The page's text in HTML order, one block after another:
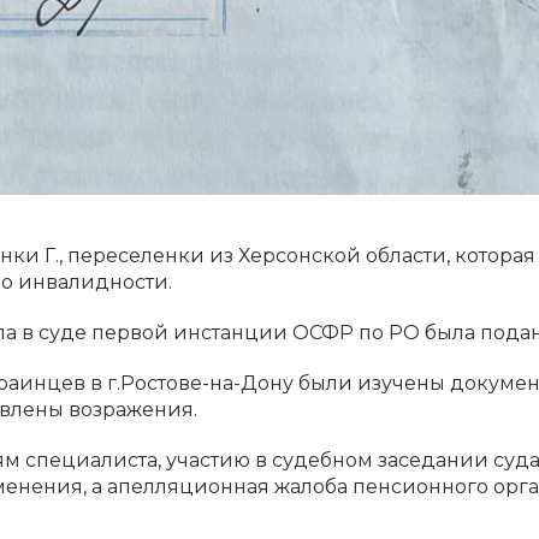
Г., переселенки из Херсонской области,
инвалидности.
в суде первой инстанции ОСФР по РО была
в г.Ростове-на-Дону были изучены
возражения.
специалиста, участию в судебном заседании
а апелляционная жалоба пенсионного